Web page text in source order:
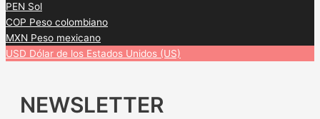
PEN Sol
COP Peso colombiano
MXN Peso mexicano
USD Dólar de los Estados Unidos (US)
NEWSLETTER